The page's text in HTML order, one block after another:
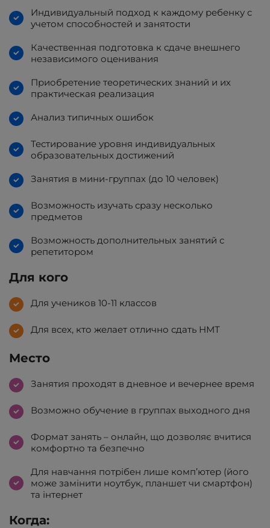
Когда:
Индивидуальный подход к каждому ребенку с
учетом способностей и занятости
Качественная подготовка к сдаче внешнего
независимого оценивания
Приобретение теоретических знаний и их
практическая реализация
Анализ типичных ошибок
Тестирование уровня индивидуальных
образовательных достижений
Занятия в мини-группах (до 10 человек)
Возможность изучать сразу несколько
предметов
Возможность дополнительных занятий с
репетитором
Для кого
Для учеников 10-11 классов
Для всех, кто желает отлично сдать НМТ
Место
Занятия проходят в дневное и вечернее время
Возможно обучение в группах выходного дня
Формат занять – онлайн, що дозволяє вчитися
комфортно та безпечно
Для навчання потрібен лише комп’ютер (його
може замінити ноутбук, планшет чи смартфон)
та інтернет